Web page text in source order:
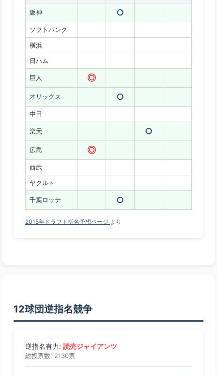
阪神 ○
ソフトバンク
横浜
日ハム
巨人 ◎
オリックス ○
中日
楽天 ○
広島 ◎
西武
ヤクルト
千葉ロッテ ○
2015年ドラフト指名予想ページ より
12球団逆指名競争
逆指名有力: 読売ジャイアンツ
総投票数: 2130票